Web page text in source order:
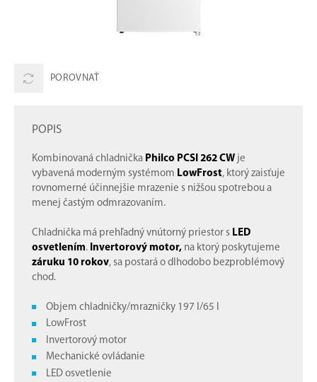
POROVNAŤ
POPIS
Kombinovaná chladnička Philco PCSI 262 CW je
vybavená moderným systémom LowFrost, ktorý zaisťuje
rovnomerné účinnejšie mrazenie s nižšou spotrebou a
menej častým odmrazovaním.
Chladnička má prehľadný vnútorný priestor s LED
osvetlením. Invertorový motor, na ktorý poskytujeme
záruku 10 rokov, sa postará o dlhodobo bezproblémový
chod.
Objem chladničky/mrazničky 197 l/65 l
LowFrost
Invertorový motor
Mechanické ovládanie
LED osvetlenie